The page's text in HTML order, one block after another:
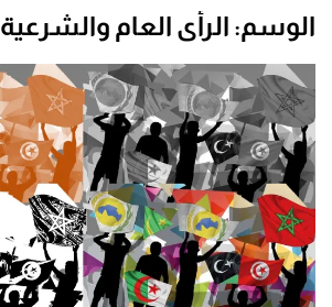
الوسم: الرأي العام والشرعية